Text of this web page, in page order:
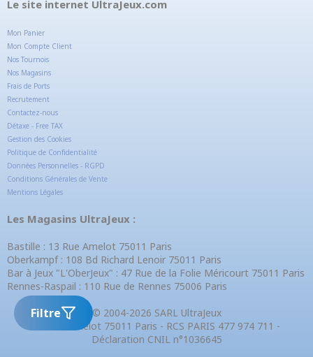
Filtre
Le site internet UltraJeux.com
Mon Panier
Mon Compte Client
Nos Tournois
Nos Magasins
Frais de Ports
Recrutement
Contactez-nous
Détaxe - Free TAX
Gestion des Cookies
Politique de Confidentialité
Données Personnelles - RGPD
Conditions Générales de Vente
Mentions Légales
Les Magasins UltraJeux :
Bastille : 13 Rue Amelot 75011 Paris
Oberkampf : 108 Bd Richard Lenoir 75011 Paris
Bar à Jeux "L'OberJeux" : 47 Rue de la Folie Méricourt 75011 Paris
Rennes-Raspail : 110 Rue de Rennes 75006 Paris
© 2004-2026 SARL UltraJeux
13 Rue Amelot 75011 Paris - RCS PARIS 477 974 711 -
Déclaration CNIL n°1036645